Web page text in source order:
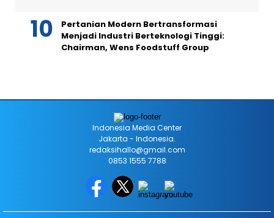
Pertanian Modern Bertransformasi
Menjadi Industri Berteknologi Tinggi:
Chairman, Wens Foodstuff Group
Indonesia Media Center
Jakarta - Indonesia.
redaksihallo@gmail.com
0853 1555 7788